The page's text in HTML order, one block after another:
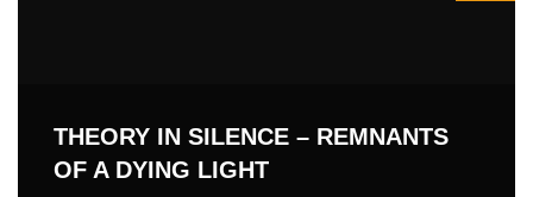
THEORY IN SILENCE – REMNANTS
OF A DYING LIGHT